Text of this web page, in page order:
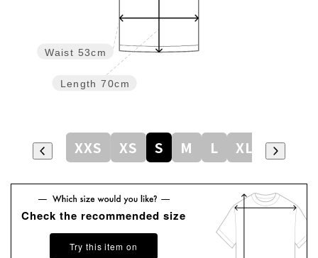
Length 70cm
Waist 53cm
XXS XS S M L XL
Check the recommended size
Try this item on